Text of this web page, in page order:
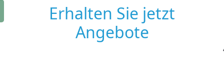
Erhalten Sie jetzt
Angebote